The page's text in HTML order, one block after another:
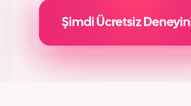
Şimdi Ücretsiz Deneyin
Adcreatives